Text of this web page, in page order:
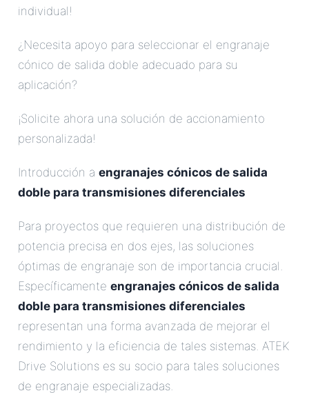
individual!
¿Necesita apoyo para seleccionar el engranaje
cónico de salida doble adecuado para su
aplicación?
¡Solicite ahora una solución de accionamiento
personalizada!
Introducción a engranajes cónicos de salida
doble para transmisiones diferenciales
Para proyectos que requieren una distribución de
potencia precisa en dos ejes, las soluciones
óptimas de engranaje son de importancia crucial.
Específicamente engranajes cónicos de salida
doble para transmisiones diferenciales
representan una forma avanzada de mejorar el
rendimiento y la eficiencia de tales sistemas. ATEK
Drive Solutions es su socio para tales soluciones
de engranaje especializadas.